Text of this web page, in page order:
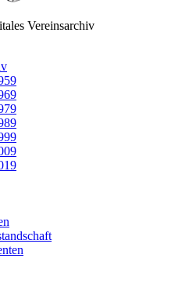
Vereinsarchiv